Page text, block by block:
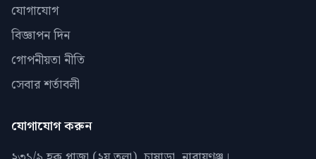
যোগাযোগ
বিজ্ঞাপন দিন
গোপনীয়তা নীতি
সেবার শর্তাবলী
যোগাযোগ করুন